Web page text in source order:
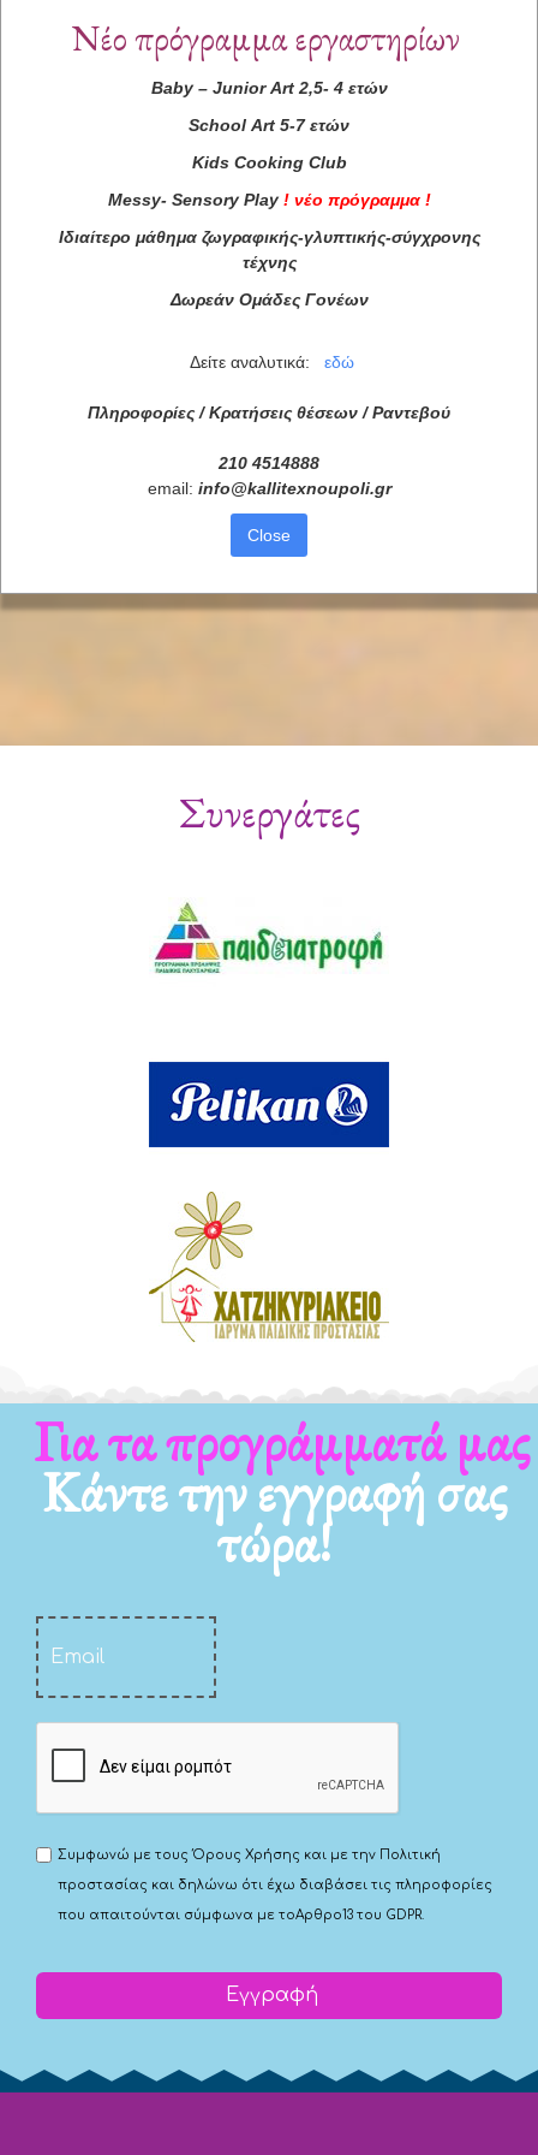
Συνεργάτες
Για τα προγράμματά μας
Κάντε την εγγραφή σας
τώρα!
Συμφωνώ με τουςΌρους Χρήσης και με την Πολιτική
προστασίας και δηλώνω ότι έχω διαβάσει τις πληροφορίες
που απαιτούνται σύμφωνα με τοΑρθρο13 του GDPR.
Εγγραφή
Νέο πρόγραμμα εργαστηρίων
Baby– Junior Art2,5- 4 ετών
School Art 5-7 ετών
Kids Cooking Club
Messy- Sensory Play ! νέο πρόγραμμα !
Ιδιαίτερο μάθημα ζωγραφικής-γλυπτικής-σύγχρονης
τέχνης
Δωρεάν Ομάδες Γονέων
Δείτε αναλυτικά: εδώ
Πληροφορίες / Κρατήσεις θέσεων / Ραντεβού
210 4514888
email: info@kallitexnoupoli.gr
Close